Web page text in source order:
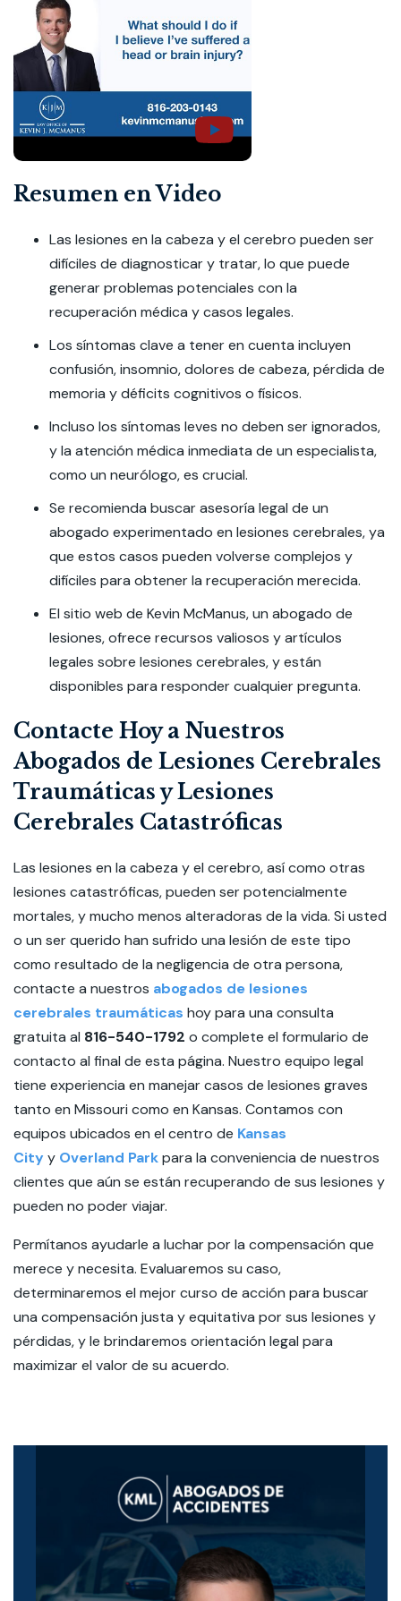
Resumen en Video
Las lesiones en la cabeza y el cerebro pueden ser
difíciles de diagnosticar y tratar, lo que puede
generar problemas potenciales con la
recuperación médica y casos legales.
Los síntomas clave a tener en cuenta incluyen
confusión, insomnio, dolores de cabeza, pérdida de
memoria y déficits cognitivos o físicos.
Incluso los síntomas leves no deben ser ignorados,
y la atención médica inmediata de un especialista,
como un neurólogo, es crucial.
Se recomienda buscar asesoría legal de un
abogado experimentado en lesiones cerebrales, ya
que estos casos pueden volverse complejos y
difíciles para obtener la recuperación merecida.
El sitio web de Kevin McManus, un abogado de
lesiones, ofrece recursos valiosos y artículos
legales sobre lesiones cerebrales, y están
disponibles para responder cualquier pregunta.
Contacte Hoy a Nuestros
Abogados de Lesiones Cerebrales
Traumáticas y Lesiones
Cerebrales Catastróficas
Las lesiones en la cabeza y el cerebro, así como otras
lesiones catastróficas, pueden ser potencialmente
mortales, y mucho menos alteradoras de la vida. Si usted
o un ser querido han sufrido una lesión de este tipo
como resultado de la negligencia de otra persona,
contacte a nuestros abogados de lesiones
cerebrales traumáticas hoy para una consulta
gratuita al 816-540-1792 o complete el formulario de
contacto al final de esta página. Nuestro equipo legal
tiene experiencia en manejar casos de lesiones graves
tanto en Missouri como en Kansas. Contamos con
equipos ubicados en el centro de Kansas
Cityy Overland Parkpara la conveniencia de nuestros
clientes que aún se están recuperando de sus lesiones y
pueden no poder viajar.
Permítanos ayudarle a luchar por la compensación que
merece y necesita. Evaluaremos su caso,
determinaremos el mejor curso de acción para buscar
una compensación justa y equitativa por sus lesiones y
pérdidas, y le brindaremos orientación legal para
maximizar el valor de su acuerdo.